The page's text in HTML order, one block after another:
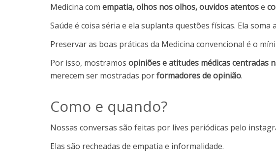
Medicina com empatia, olhos nos olhos, ouvidos atentose
Saúde é coisa séria e ela suplanta questões físicas. Ela soma
Preservar as boas práticas da Medicina convencional é o
Por isso, mostramos opiniões e atitudes médicas centradas
merecem ser mostradas porformadores de opinião.
Como e quando?
Nossas conversas são feitas por lives periódicas pelo
Elas são recheadas de empatia e informalidade.